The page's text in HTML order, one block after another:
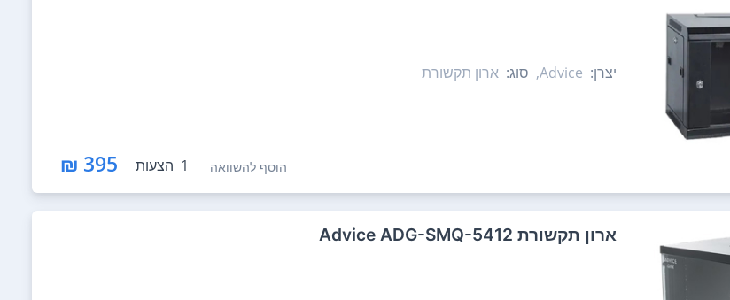
יצרן: Advice, סוג: ארון תקשורת
הוסף להשוואה 1 הצעות 395 ₪
‏ארון תקשורת Advice ADG-SMQ-5412